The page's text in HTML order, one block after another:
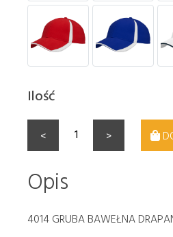
Ilość
< >
Opis
4014 GRUBA BAWEŁNA